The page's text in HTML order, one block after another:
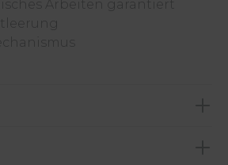
Arbeiten garantiert